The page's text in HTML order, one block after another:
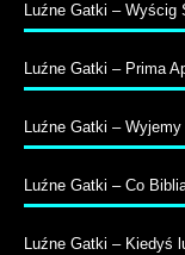
Luźne Gatki – Wyścig
Luźne Gatki – Prima
Luźne Gatki –
Luźne Gatki – Co
Luźne Gatki – Kiedyś